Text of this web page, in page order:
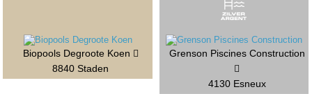
Biopools Degroote Koen
8840 Staden
Grenson Piscines Construction
4130 Esneux